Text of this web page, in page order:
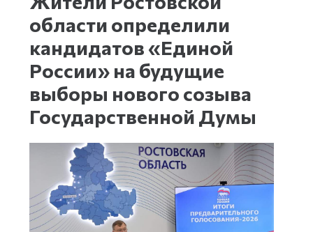
области определили
кандидатов «Единой
России» на будущие
выборы нового созыва
Государственной Думы